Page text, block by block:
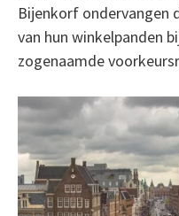
Bijenkorf ondervangen
van hun winkelpanden
zogenaamde